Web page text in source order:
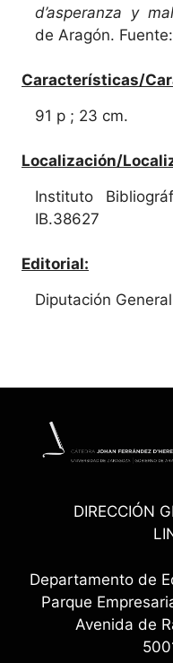
d’asperanza y
de Aragón. Fuente:
Características/
91 p ; 23 cm.
Localización/
Instituto
IB.38627
Editorial:
Diputación
DIRECCIÓN
Departamento de
Parque
Avenida de